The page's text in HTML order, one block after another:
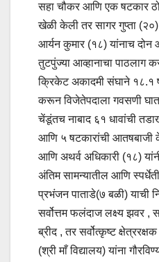
सहा चौकर आणि एक षटकार
खेळी केली तर सागर गुप्ता
आर्यन कुमार (१८) यांनाच दोन
तुटपुंज्या आव्हानाचा पाठलाग
क्रिकेट अकादमी संघाने १८.१
करून विजेतेपदाला गवसणी
चेंडूंतच नाबाद ६१ धावांची
आणि ५ षटकारांची आतषबाजी
आणि अथर्व अधिकारी (१८)
अंतिम सामन्यातील आणि
प्रभंजन पाताडे(७ बळी) याची
सर्वोत्तम फलंदाज लक्ष्य झवर ,
ब्रीद , तर सर्वोत्कृष्ट
(श्री माँ विद्यालय) यांना